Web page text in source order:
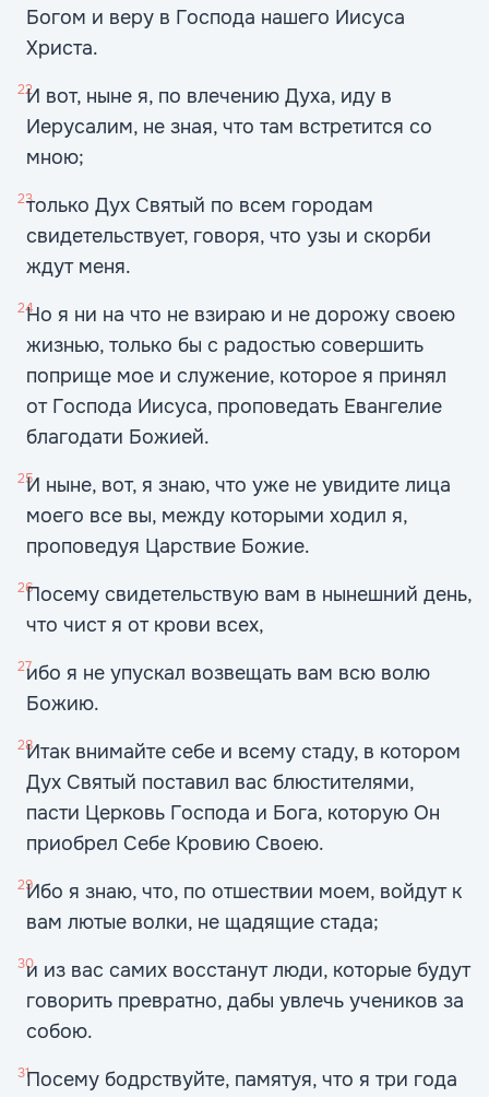
Богом и веру в Господа нашего Иисуса
Христа.
22И вот, ныне я, по влечению Духа, иду в
Иерусалим, не зная, что там встретится со
мною;
23только Дух Святый по всем городам
свидетельствует, говоря, что узы и скорби
ждут меня.
24Но я ни на что не взираю и не дорожу своею
жизнью, только бы с радостью совершить
поприще мое и служение, которое я принял
от Господа Иисуса, проповедать Евангелие
благодати Божией.
25И ныне, вот, я знаю, что уже не увидите лица
моего все вы, между которыми ходил я,
проповедуя Царствие Божие.
26Посему свидетельствую вам в нынешний день,
что чист я от крови всех,
27ибо я не упускал возвещать вам всю волю
Божию.
28Итак внимайте себе и всему стаду, в котором
Дух Святый поставил вас блюстителями,
пасти Церковь Господа и Бога, которую Он
приобрел Себе Кровию Своею.
29Ибо я знаю, что, по отшествии моем, войдут к
вам лютые волки, не щадящие стада;
30и из вас самих восстанут люди, которые будут
говорить превратно, дабы увлечь учеников за
собою.
31Посему бодрствуйте, памятуя, что я три года